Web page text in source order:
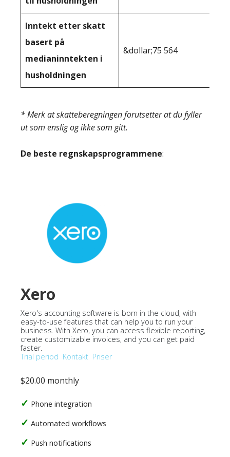
Inntekt etter skatt
basert på
medianinntekten i
husholdningen
&dollar;75 564
* Merk at skatteberegningen forutsetter at du fyller
ut som enslig og ikke som gitt.
De beste regnskapsprogrammene:
Xero
Xero's accounting software is born in the cloud, with
easy-to-use features that can help you to run your
business. With Xero, you can access flexible reporting,
create customizable invoices, and you can get paid
faster.
Trial period Kontakt Priser
$20.00 monthly
Phone integration
Automated workflows
Push notifications